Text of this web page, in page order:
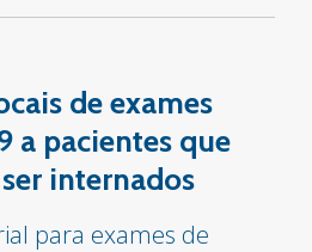
de exames
a pacientes que
internados
para exames de